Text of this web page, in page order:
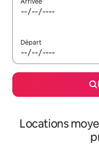
Départ
Locations